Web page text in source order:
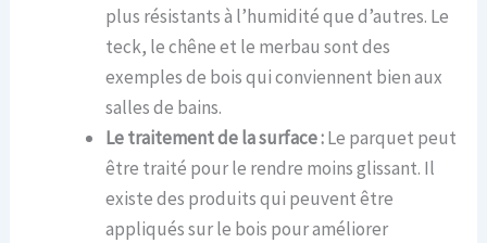
plus résistants à l’humidité que d’autres. Le
teck, le chêne et le merbau sont des
exemples de bois qui conviennent bien aux
salles de bains.
Le traitement de la surface :Le parquet peut
être traité pour le rendre moins glissant. Il
existe des produits qui peuvent être
appliqués sur le bois pour améliorer